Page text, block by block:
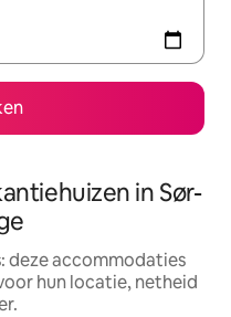
in Sør-
deze accommodaties
hun locatie, netheid